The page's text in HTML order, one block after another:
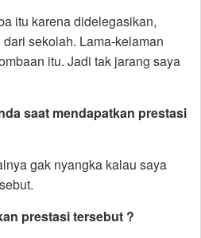
itu karena didelegasikan,
sekolah. Lama-kelaman
itu. Jadi tak jarang saya
saat mendapatkan prestasi
gak nyangka kalau saya
prestasi tersebut ?